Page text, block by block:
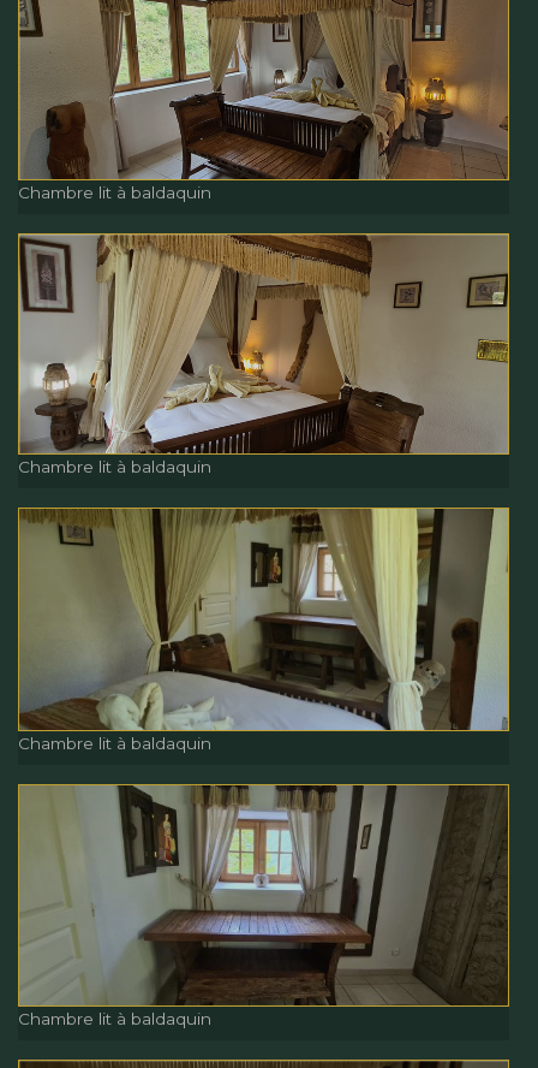
Chambre lit à baldaquin
Chambre lit à baldaquin
Chambre lit à baldaquin
Chambre lit à baldaquin
Chambre lit à baldaquin
Chambre lit à baldaquin
Chambre lit à baldaquin
Chambre lit à baldaquin